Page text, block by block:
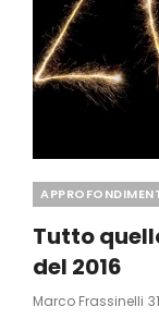
Categories
Tutto
del 2016
Marco Frassinelli